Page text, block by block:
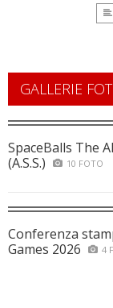
GALLERIE
SpaceBalls The
(A.S.S.)
10 FOTO
Conferenza
Games 2026
4